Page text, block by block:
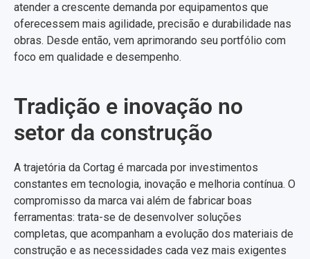
atender a crescente demanda por equipamentos que
oferecessem mais agilidade, precisão e durabilidade nas
obras. Desde então, vem aprimorando seu portfólio com
foco em qualidade e desempenho.
Tradição e inovação no
setor da construção
A trajetória da Cortag é marcada por investimentos
constantes em tecnologia, inovação e melhoria contínua. O
compromisso da marca vai além de fabricar boas
ferramentas: trata-se de desenvolver soluções
completas, que acompanham a evolução dos materiais de
construção e as necessidades cada vez mais exigentes